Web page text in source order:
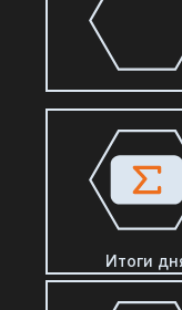
Итоги